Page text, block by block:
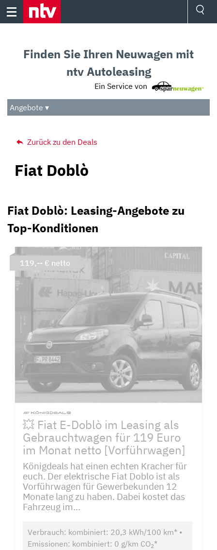
Skip
Audio
Das Beste
Finden Sie Ihren Neuwagen mit
ntv Autoleasing
Ein Service von
Angebote ▾
Zurück zu den Deals
Fiat Doblò
Fiat Doblò: Leasing-Angebote zu
Top-Konditionen
💥 Fiat E-Doblò im Leasing als
Gebrauchtwagen für 119 Euro
im Monat netto [Vorführwagen]
Königdeals hat einen echten Kracher für
euch. Der elektrische Fiat Doblo ist als
Vorführwagen für Gewerbekunden 12
Monate lang zu haben. Dabei kostet das
Fahrzeug im...
Verbrauch: kombiniert: 20,3 kWh/100 km* •
Emissionen: kombiniert: 0 g/km CO2*
119,-- € netto